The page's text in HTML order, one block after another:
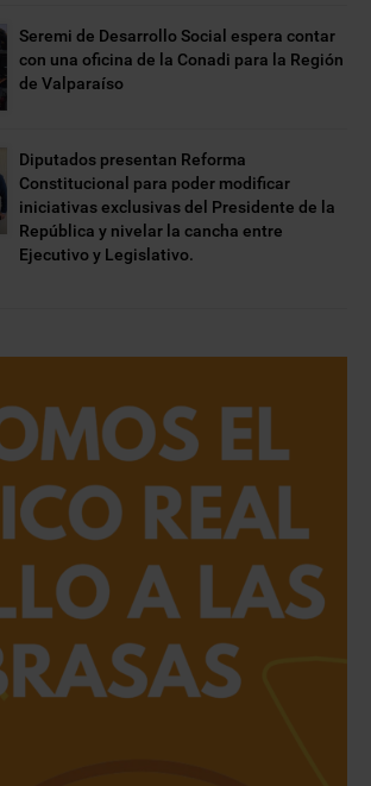
Seremi de Desarrollo Social espera contar
con una oficina de la Conadi para la Región
de Valparaíso
Diputados presentan Reforma
Constitucional para poder modificar
iniciativas exclusivas del Presidente de la
República y nivelar la cancha entre
Ejecutivo y Legislativo.